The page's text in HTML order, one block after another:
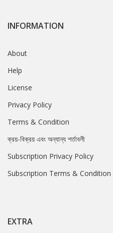
INFORMATION
About
Help
License
Privacy Policy
Terms & Condition
ক্রয়-বিক্রয় এবং অন্যান্য শর্তাবলী
Subscription Privacy Policy
Subscription Terms & Condition
EXTRA